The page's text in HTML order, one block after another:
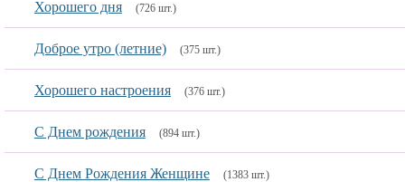
Хорошего дня (726 шт.)
Доброе утро (летние) (375 шт.)
Хорошего настроения (376 шт.)
С Днем рождения (894 шт.)
С Днем Рождения Женщине (1383 шт.)